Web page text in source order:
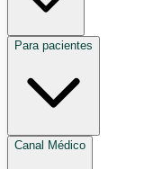
Para pacientes
Canal Médico